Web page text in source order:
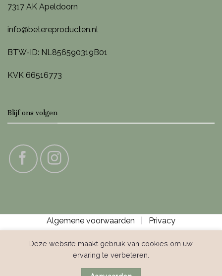
7317 AK Apeldoorn
info@betereproducten.nl
BTW-ID: NL856590319B01
KVK 66516773
Blijf ons volgen
Algemene voorwaarden Privacy
Transfer
Bancontact
Card
Deze website maakt gebruik van cookies om uw
ervaring te verbeteren.